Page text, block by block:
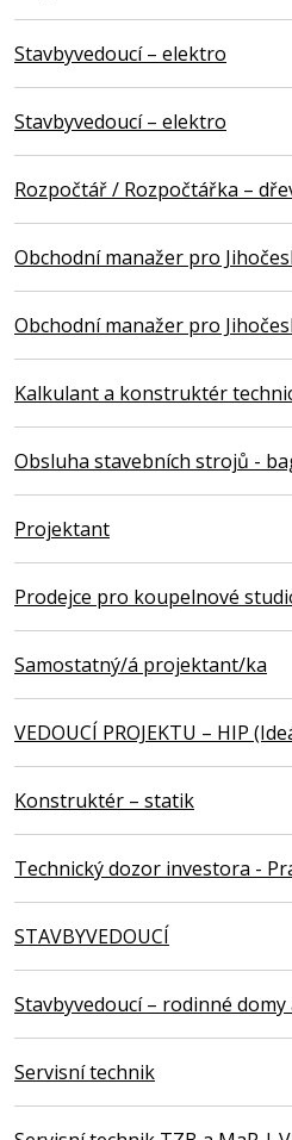
Stavbyvedoucí – elektro
Stavbyvedoucí – elektro
Rozpočtář / Rozpočtářka –
Obchodní manažer pro
Obchodní manažer pro
Kalkulant a konstruktér
Obsluha stavebních strojů -
Projektant
Prodejce pro koupelnové
Samostatný/á projektant/ka
VEDOUCÍ PROJEKTU – HIP
Konstruktér – statik
Technický dozor investora -
STAVBYVEDOUCÍ
Stavbyvedoucí – rodinné
Servisní technik